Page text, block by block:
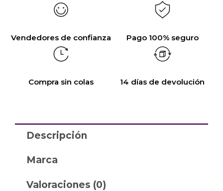
Vendedores de confianza Pago 100% seguro
Compra sin colas 14 días de devolución
Descripción
Marca
Valoraciones (0)